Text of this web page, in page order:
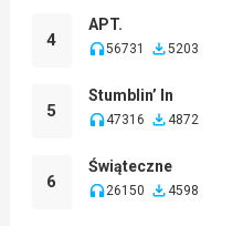
4
APT.
56731 5203
5
Stumblin’ In
47316 4872
6
Świąteczne
26150 4598